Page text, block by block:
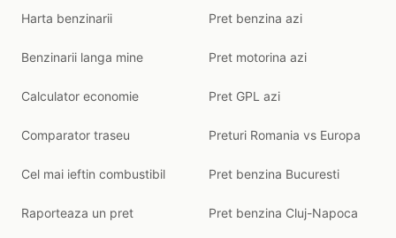
Harta benzinarii
Benzinarii langa mine
Calculator economie
Comparator traseu
Cel mai ieftin combustibil
Raporteaza un pret
Pret benzina azi
Pret motorina azi
Pret GPL azi
Preturi Romania vs Europa
Pret benzina Bucuresti
Pret benzina Cluj-Napoca